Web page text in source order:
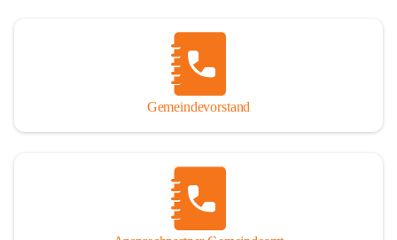
Gemeindevorstand